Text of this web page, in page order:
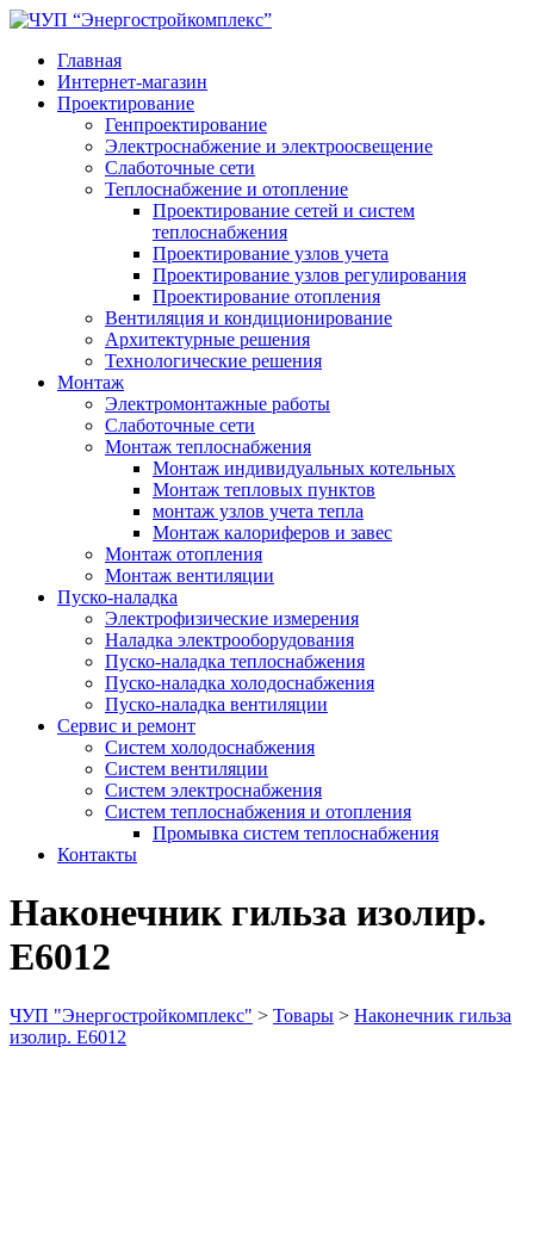
Главная
Интернет-магазин
Проектирование
Генпроектирование
Электроснабжение и электроосвещение
Слаботочные сети
Теплоснабжение и отопление
Проектирование сетей и систем
теплоснабжения
Проектирование узлов учета
Проектирование узлов регулирования
Проектирование отопления
Вентиляция и кондиционирование
Архитектурные решения
Технологические решения
Монтаж
Электромонтажные работы
Слаботочные сети
Монтаж теплоснабжения
Монтаж индивидуальных котельных
Монтаж тепловых пунктов
монтаж узлов учета тепла
Монтаж калориферов и завес
Монтаж отопления
Монтаж вентиляции
Пуско-наладка
Электрофизические измерения
Наладка электрооборудования
Пуско-наладка теплоснабжения
Пуско-наладка холодоснабжения
Пуско-наладка вентиляции
Сервис и ремонт
Систем холодоснабжения
Систем вентиляции
Систем электроснабжения
Систем теплоснабжения и отопления
Промывка систем теплоснабжения
Контакты
Наконечник гильза изолир.
Е6012
ЧУП "Энергостройкомплекс" > Товары > Наконечник гильза
изолир. Е6012